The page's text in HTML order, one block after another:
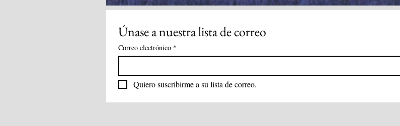
Únase a nuestra lista de correo
Correo electrónico *
Quiero suscribirme a su lista de correo.